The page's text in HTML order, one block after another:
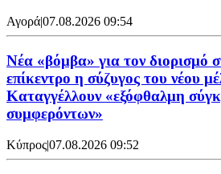
Αγορά|07.08.2026 09:54
Νέα «βόμβα» για τον διορισμό
επίκεντρο η σύζυγος του νέου
Καταγγέλλουν «εξόφθαλμη
συμφερόντων»
Κύπρος|07.08.2026 09:52